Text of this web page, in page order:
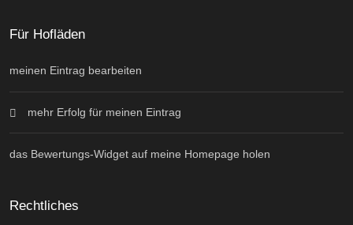
Für Hofläden
meinen Eintrag bearbeiten
mehr Erfolg für meinen Eintrag
das Bewertungs-Widget auf meine Homepage holen
Rechtliches